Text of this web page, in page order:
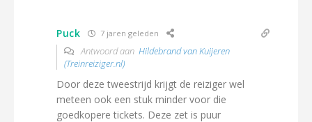
Puck 7 jaren geleden
Antwoord aan Hildebrand van Kuijeren
(Treinreiziger.nl)
Door deze tweestrijd krijgt de reiziger wel
meteen ook een stuk minder voor die
goedkopere tickets. Deze zet is puur